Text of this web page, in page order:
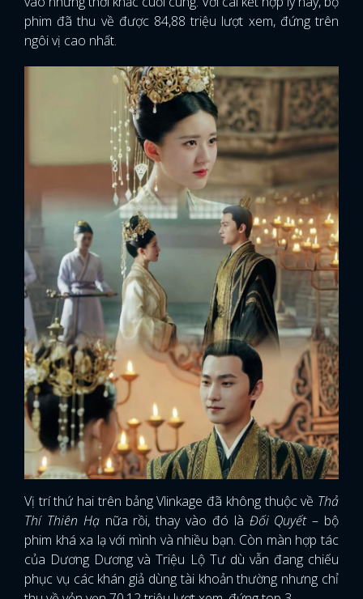
phim đã thu về được 84,88 triệu lượt xem, đứng trên
ngôi vị cao nhất.
Vị trí thứ hai trên bảng Vlinkage đã không thuộc về Thả
Thí Thiên Hạnữa rồi, thay vào đó là Đối Quyết– bộ
phim khá xa lạ với mình và nhiều bạn. Còn màn hợp tác
của Dương Dương và Triệu Lộ Tư dù vẫn đang chiếu
phục vụ các khán giả dùng tài khoản thường nhưng chỉ